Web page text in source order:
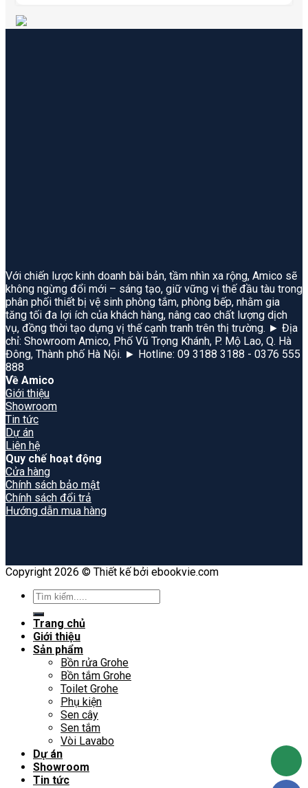
Với chiến lược kinh doanh bài bản, tầm nhìn xa rộng, Amico sẽ
không ngừng đổi mới – sáng tạo, giữ vững vị thế đầu tàu trong
phân phối thiết bị vệ sinh phòng tắm, phòng bếp, nhằm gia
tăng tối đa lợi ích của khách hàng, nâng cao chất lượng dịch
vụ, đồng thời tạo dựng vị thế cạnh tranh trên thị trường. ► Địa
chỉ: Showroom Amico, Phố Vũ Trọng Khánh, P. Mộ Lao, Q. Hà
Đông, Thành phố Hà Nội. ► Hotline: 09 3188 3188 - 0376 555
888
Về Amico
Giới thiệu
Showroom
Tin tức
Dự án
Liên hệ
Quy chế hoạt động
Cửa hàng
Chính sách bảo mật
Chính sách đổi trả
Hướng dẫn mua hàng
Copyright 2026 © Thiết kế bởi ebookvie.com
Search
for:
Trang chủ
Giới thiệu
Sản phẩm
Bồn rửa Grohe
Bồn tắm Grohe
Toilet Grohe
Phụ kiện
Sen cây
Sen tắm
Vòi Lavabo
Dự án
Showroom
Tin tức